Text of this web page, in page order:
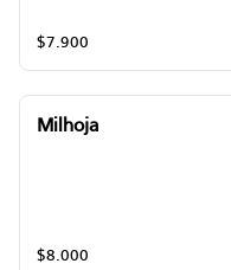
$7.900
Milhoja
$8.000